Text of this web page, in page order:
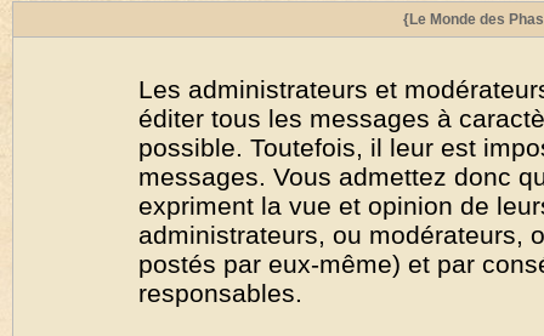
{Le Monde des
Les administrateurs et
éditer tous les messages à
possible. Toutefois, il leur est
messages. Vous admettez donc
expriment la vue et opinion de
administrateurs, ou modérateurs,
postés par eux-même) et par
responsables.